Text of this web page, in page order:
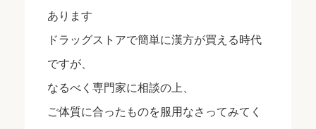
あります
ドラッグストアで簡単に漢方が買える時代
ですが、
なるべく専門家に相談の上、
ご体質に合ったものを服用なさってみてく